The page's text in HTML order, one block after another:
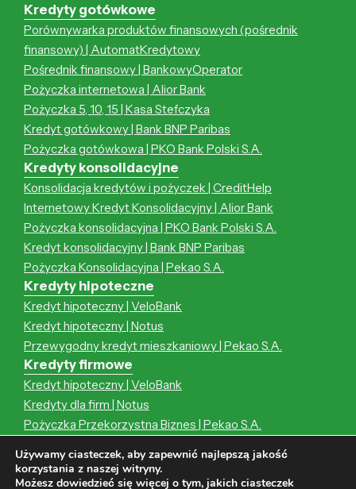
Kredyty gotówkowe
Porównywarka produktów finansowych (pośrednik
finansowy) | AutomatKredytowy
Pośrednik finansowy | BankowyOperator
Pożyczka internetowa | Alior Bank
Pożyczka 5, 10, 15 | Kasa Stefczyka
Kredyt gotówkowy | Bank BNP Paribas
Pożyczka gotówkowa | PKO Bank Polski S.A.
Kredyty konsolidacyjne
Konsolidacja kredytów i pożyczek | CreditHelp
Internetowy Kredyt Konsolidacyjny | Alior Bank
Pożyczka konsolidacyjna | PKO Bank Polski S.A.
Kredyt konsolidacyjny | Bank BNP Paribas
Pożyczka Konsolidacyjna | Pekao S.A.
Kredyty hipoteczne
Kredyt hipoteczny | VeloBank
Kredyt hipoteczny | Notus
Przewygodny kredyt mieszkaniowy | Pekao S.A.
Kredyty firmowe
Kredyt hipoteczny | VeloBank
Kredyty dla firm | Notus
Pożyczka Przekorzystna Biznes | Pekao S.A.
Przewygodny kredyt mieszkaniowy | Pekao S.A.
Używamy ciasteczek, aby zapewnić najlepszą jakość
korzystania z naszej witryny.
Możesz dowiedzieć się więcej o tym, jakich ciasteczek